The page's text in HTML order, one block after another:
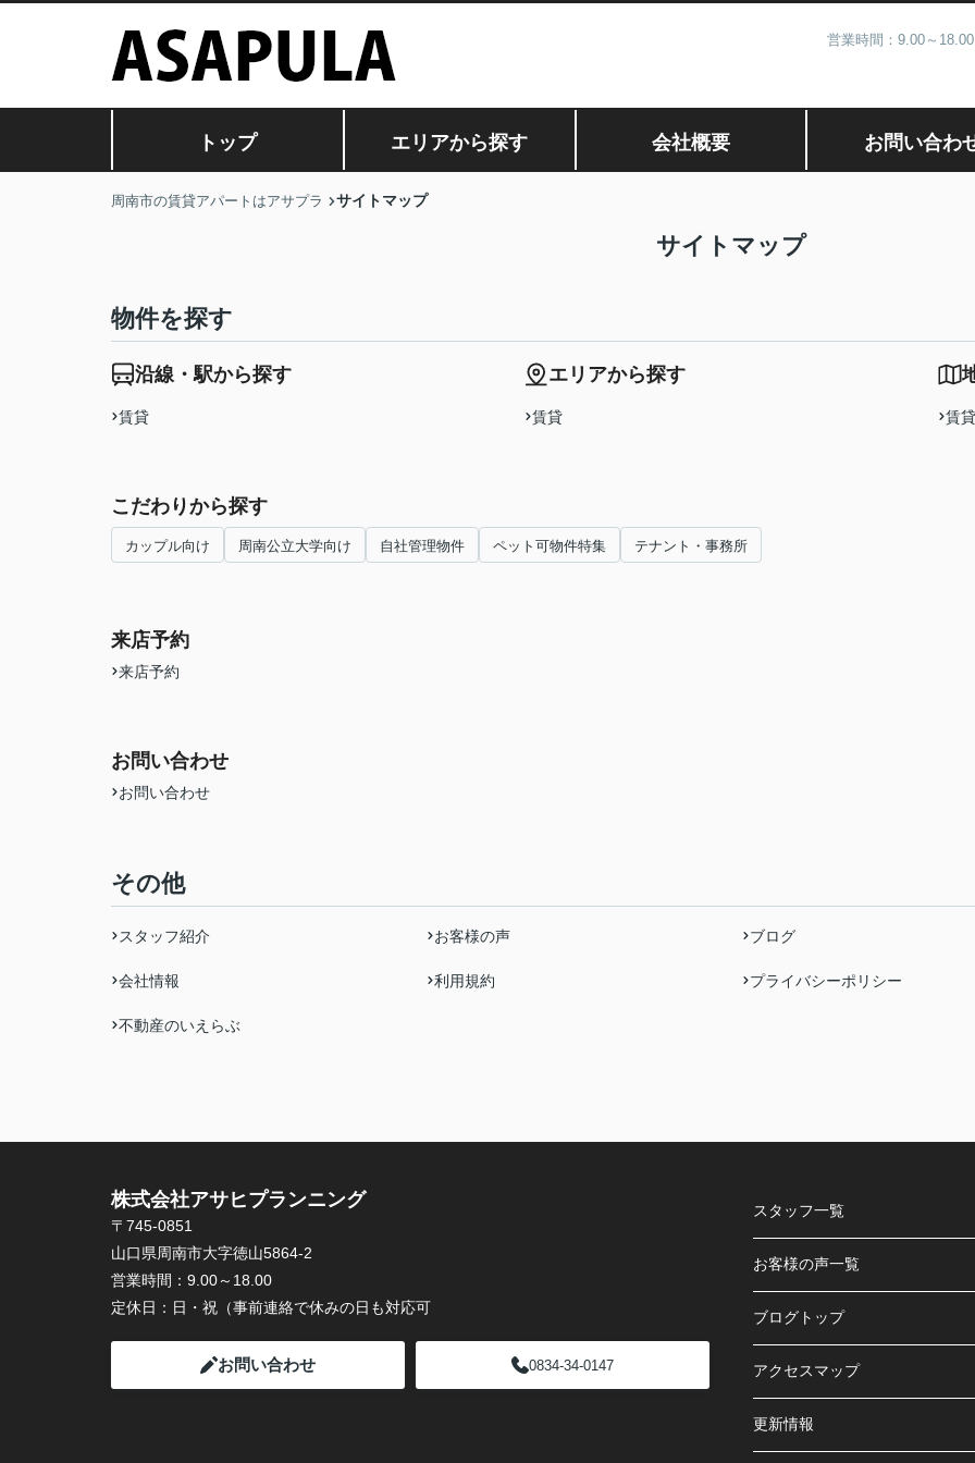
営業時間：9.00～
トップ エリアから探す 会社概要 お問い合わ
周南市の賃貸アパートはアサプラ サイトマップ
サイトマップ
物件を探す
沿線・駅から探す
賃貸
エリアから探す
賃貸 賃貸
こだわりから探す
カップル向け 周南公立大学向け 自社管理物件 ペット可物件特集 テナント・事務所
来店予約
来店予約
お問い合わせ
お問い合わせ
その他
スタッフ紹介 お客様の声 ブログ
会社情報 利用規約 プライバシーポリシー
不動産のいえらぶ
株式会社アサヒプランニング
〒745-0851
山口県周南市大字徳山5864-2
営業時間： 9.00～18.00
定休日： 日・祝（事前連絡で休みの日も対応可
お問い合わせ 0834-34-0147
スタッフ一覧
お客様の声一覧
ブログトップ
アクセスマップ
更新情報